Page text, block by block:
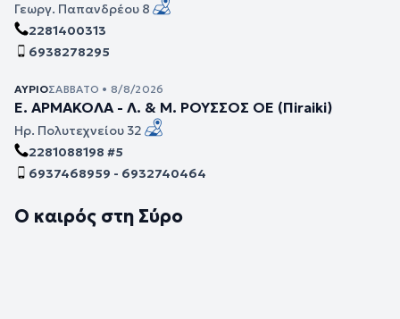
Γεωργ. Παπανδρέου 8
2281400313
6938278295
ΑΎΡΙΟΣΆΒΒΑΤΟ • 8/8/2026
Ε. ΑΡΜΑΚΟΛΑ - Λ. & Μ. ΡΟΥΣΣΟΣ ΟΕ (Πiraiki)
Ηρ. Πολυτεχνείου 32
2281088198 #5
6937468959 - 6932740464
Ο καιρός στη Σύρο